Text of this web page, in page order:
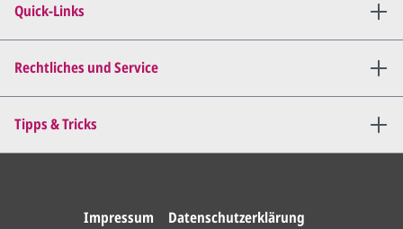
Dies wiederholen wir so lange,
bis
Rechtliches und Service
Tipps & Tricks
Quick-Links
Impressum
Datenschutzerklärung